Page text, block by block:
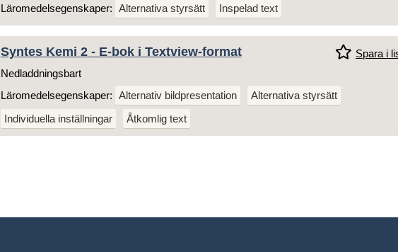
Läromedelsegenskaper: Alternativa styrsätt Inspelad text
Syntes Kemi 2 - E-bok i Textview-format
Spara i
Nedladdningsbart
Läromedelsegenskaper: Alternativ bildpresentation
Alternativa styrsätt
Individuella inställningar
Åtkomlig text